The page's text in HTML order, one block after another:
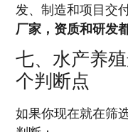
发、制造和项目交
厂家，资质和研发
七、水产养
个判断点
如果你现在就在筛